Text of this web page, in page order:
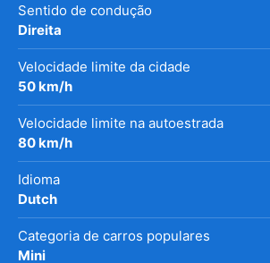
Sentido de condução
Direita
Velocidade limite da cidade
50 km/h
Velocidade limite na autoestrada
80 km/h
Idioma
Dutch
Categoria de carros populares
Mini